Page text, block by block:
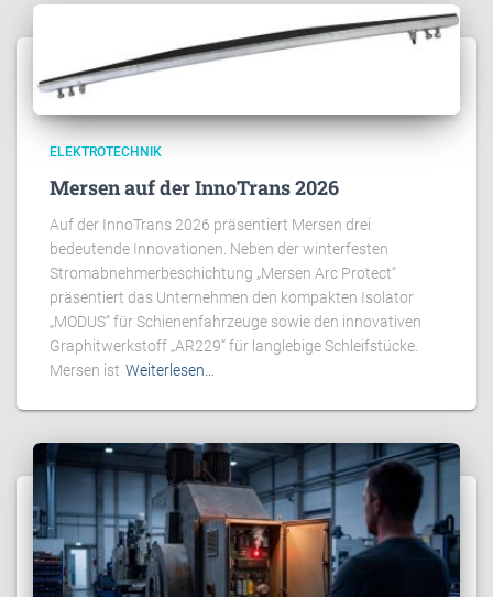
ELEKTROTECHNIK
Mersen auf der InnoTrans 2026
Auf der InnoTrans 2026 präsentiert Mersen drei
bedeutende Innovationen. Neben der winterfesten
Stromabnehmerbeschichtung „Mersen Arc Protect“
präsentiert das Unternehmen den kompakten Isolator
„MODUS“ für Schienenfahrzeuge sowie den innovativen
Graphitwerkstoff „AR229“ für langlebige Schleifstücke.
Mersen ist Weiterlesen…